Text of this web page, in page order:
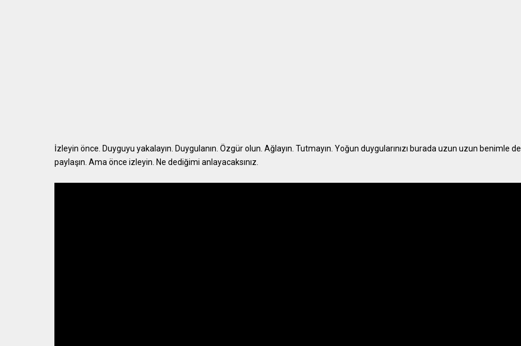
İzleyin önce. Duyguyu yakalayın. Duygulanın. Özgür olun. Ağlayın. Tutmayın. Yoğun duygularınızı burada uzun uzun benimle de
paylaşın. Ama önce izleyin. Ne dediğimi anlayacaksınız.